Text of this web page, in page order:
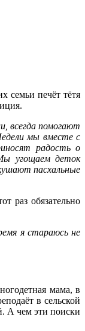
семьи печёт тётя
всегда помогают
мы вместе с
радость о
угощаем деток
пасхальные
раз обязательно
я стараюсь не
мама, в
в сельской
А чем эти поиски